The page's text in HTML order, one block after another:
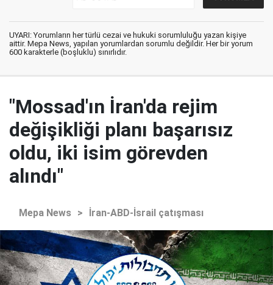
UYARI: Yorumların her türlü cezai ve hukuki sorumluluğu yazan kişiye
aittir. Mepa News, yapılan yorumlardan sorumlu değildir. Her bir yorum
600 karakterle (boşluklu) sınırlıdır.
"Mossad'ın İran'da rejim
değişikliği planı başarısız
oldu, iki isim görevden
alındı"
Mepa News > İran-ABD-İsrail çatışması